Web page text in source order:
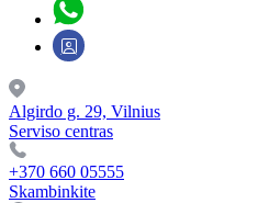
Algirdo g. 29, Vilnius
Serviso centras
+370 660 05555
Skambinkite